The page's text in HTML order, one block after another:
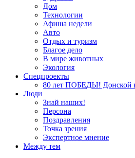
Дом
Технологии
Афиша недели
Авто
Отдых и туризм
Благое дело
В мире животных
Экология
Спецпроекты
80 лет ПОБЕДЫ! Донской
Люди
Знай наших!
Персона
Поздравления
Точка зрения
Экспертное мнение
Между тем